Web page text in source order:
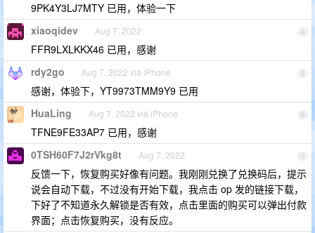
9PK4Y3LJ7MTY 已用，体验一下
4
xiaoqidev Aug 7, 2022
FFR9LXLKKX46 已用，感谢
5
rdy2go Aug 7, 2022 via iPhone
感谢，体验下，YT9973TMM9Y9 已用
6
HuaLing Aug 7, 2022 via iPhone
TFNE9FE33AP7 已用，感谢
7
0TSH60F7J2rVkg8t Aug 7, 2022
反馈一下，恢复购买好像有问题。我刚刚兑换了兑换码后，提示
说会自动下载，不过没有开始下载，我点击 op 发的链接下载，
下好了不知道永久解锁是否有效，点击里面的购买可以弹出付款
界面；点击恢复购买，没有反应。